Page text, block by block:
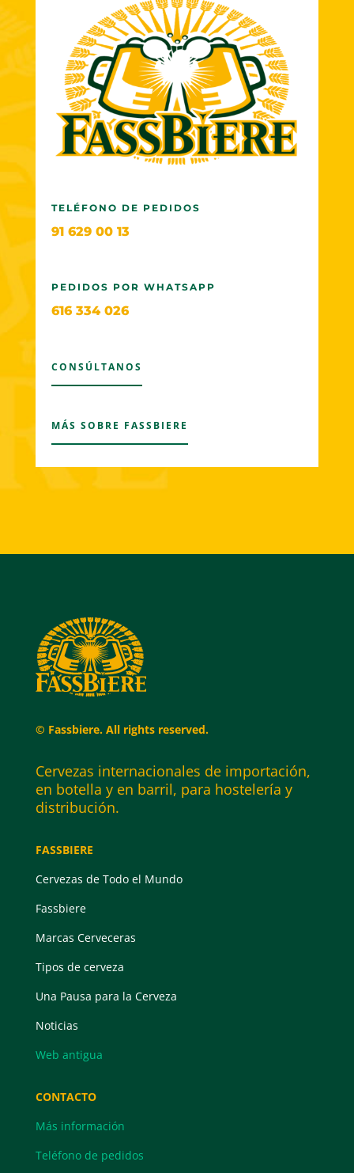
TELÉFONO DE PEDIDOS
91 629 00 13
PEDIDOS POR WHATSAPP
616 334 026
CONSÚLTANOS
MÁS SOBRE FASSBIERE
© Fassbiere. All rights reserved.
Cervezas internacionales de importación,
en botella y en barril, para hostelería y
distribución.
FASSBIERE
Cervezas de Todo el Mundo
Fassbiere
Marcas Cerveceras
Tipos de cerveza
Una Pausa para la Cerveza
Noticias
Web antigua
CONTACTO
Más información
Teléfono de pedidos